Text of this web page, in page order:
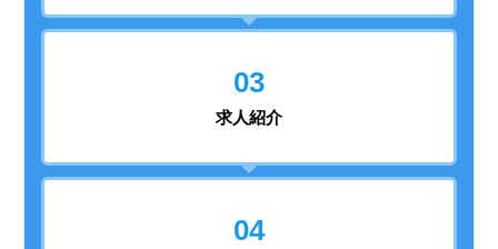
03
求人紹介
04